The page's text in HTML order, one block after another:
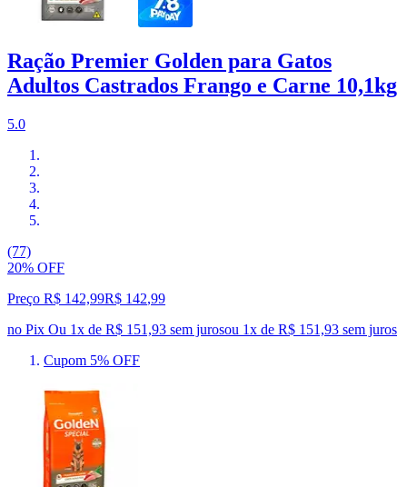
Ração Premier Golden para Gatos
Adultos Castrados Frango e Carne 10,1kg
5.0
(77)
20% OFF
Preço R$ 142,99R$ 142,99
no Pix Ou 1x de R$ 151,93 sem jurosou 1x de R$ 151,93 sem juros
Cupom 5% OFF